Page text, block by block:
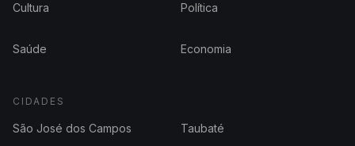
Cultura Política
Saúde Economia
CIDADES
São José dos Campos Taubaté